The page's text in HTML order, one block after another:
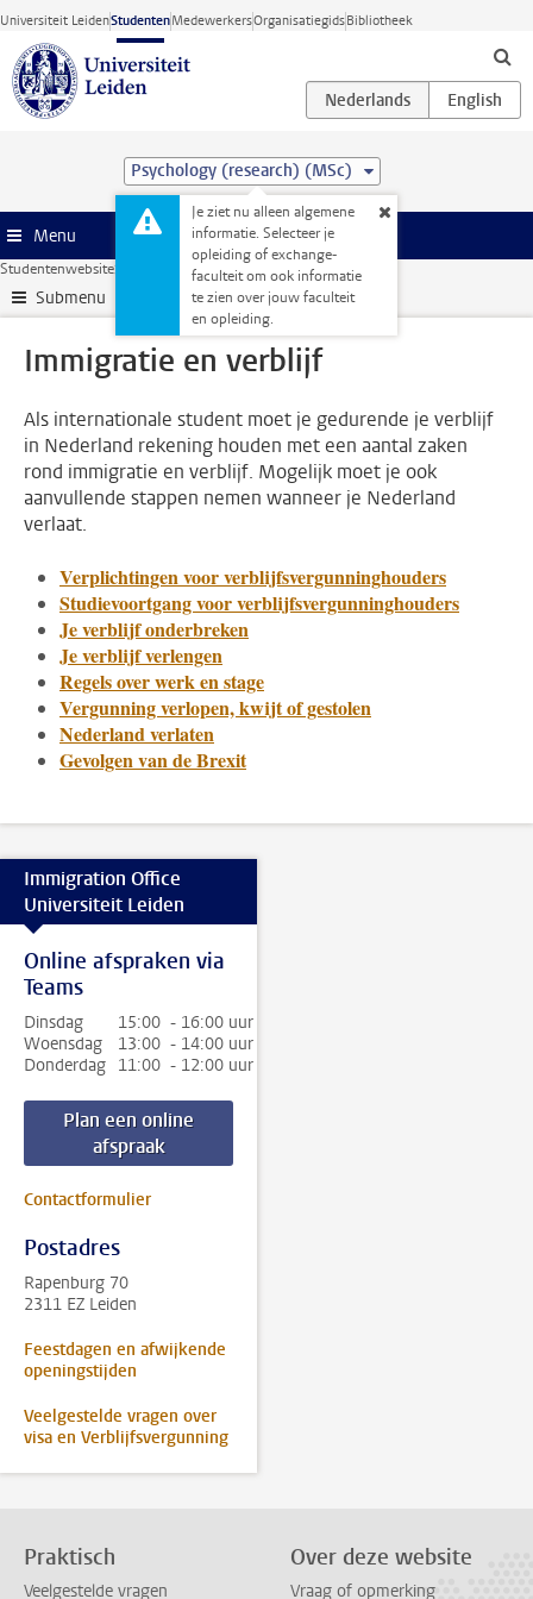
Ga direct naar de inhoud
Universiteit LeidenStudentenMedewerkersOrganisatiegidsBibliotheek
Psychology (research) (MSc)
Je ziet nu alleen algemene
informatie. Selecteer je
opleiding of exchange-
faculteit om ook informatie
te zien over jouw faculteit
en opleiding.
Menu
Studentenwebsite Administratie Immigratie en verblijf
Submenu
Immigratie en verblijf
Als internationale student moet je gedurende je verblijf
in Nederland rekening houden met een aantal zaken
rond immigratie en verblijf. Mogelijk moet je ook
aanvullende stappen nemen wanneer je Nederland
verlaat.
Verplichtingen voor verblijfsvergunninghouders
Studievoortgang voor verblijfsvergunninghouders
Je verblijf onderbreken
Je verblijf verlengen
Regels over werk en stage
Vergunning verlopen, kwijt of gestolen
Nederland verlaten
Gevolgen van de Brexit
Immigration Office
Universiteit Leiden
Online afspraken via
Teams
Dinsdag
15:00 - 16:00 uur
Woensdag
13:00 - 14:00 uur
Donderdag 11:00 - 12:00 uur
Plan een online
afspraak
Contactformulier
Postadres
Rapenburg 70
2311 EZ Leiden
Feestdagen en afwijkende
openingstijden
Veelgestelde vragen over
visa en Verblijfsvergunning
Praktisch
Veelgestelde vragen
Over deze website
Vraag of opmerking